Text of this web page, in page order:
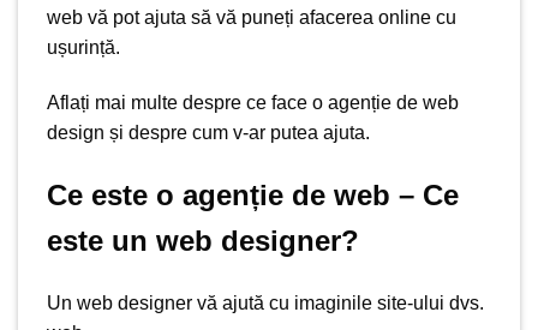
web vă pot ajuta să vă puneți afacerea online cu
ușurință.
Aflați mai multe despre ce face o agenție de web
design și despre cum v-ar putea ajuta.
Ce este o agenție de web – Ce
este un web designer?
Un web designer vă ajută cu imaginile site-ului dvs.